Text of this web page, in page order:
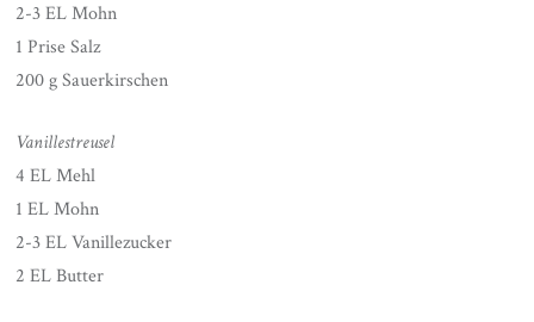
2-3 EL Mohn
1 Prise Salz
200 g Sauerkirschen
Vanillestreusel
4 EL Mehl
1 EL Mohn
2-3 EL Vanillezucker
2 EL Butter